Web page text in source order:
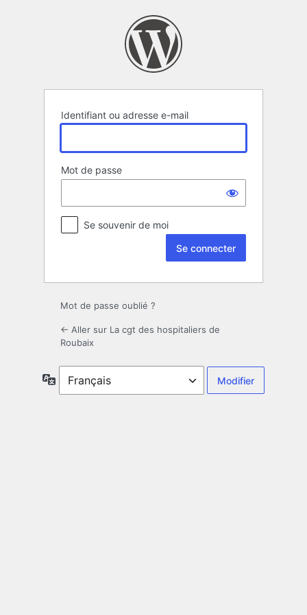
Identifiant ou adresse e-mail
Mot de passe
Se souvenir de moi
Mot de passe oublié ?
← Aller sur La cgt des hospitaliers de
Roubaix
Langue